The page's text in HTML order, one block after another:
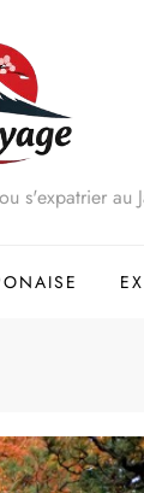
s'expatrier au